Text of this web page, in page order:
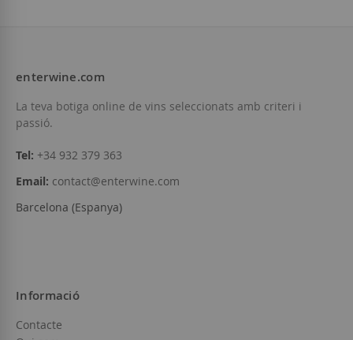
enterwine.com
La teva botiga online de vins seleccionats amb criteri i
passió.
Tel: +34 932 379 363
Email: contact@enterwine.com
Barcelona (Espanya)
Informació
Contacte